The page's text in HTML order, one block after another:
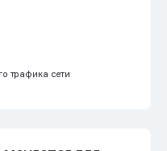
трафика сети